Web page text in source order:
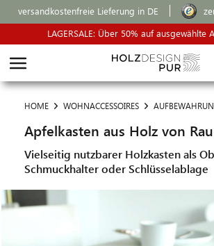
versandkostenfreie Lieferung in DE
LAGERSALE: Über 50% auf ausgewählte
HOME WOHNACCESSOIRES
Apfelkasten aus Holz von
Vielseitig nutzbarer Holzkasten als
Schmuckhalter oder Schlüsselablage